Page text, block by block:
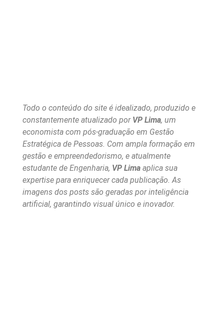
Todo o conteúdo do site é idealizado, produzido e
constantemente atualizado por VP Lima, um
economista com pós-graduação em Gestão
Estratégica de Pessoas. Com ampla formação em
gestão e empreendedorismo, e atualmente
estudante de Engenharia, VP Lima aplica sua
expertise para enriquecer cada publicação. As
imagens dos posts são geradas por inteligência
artificial, garantindo visual único e inovador.